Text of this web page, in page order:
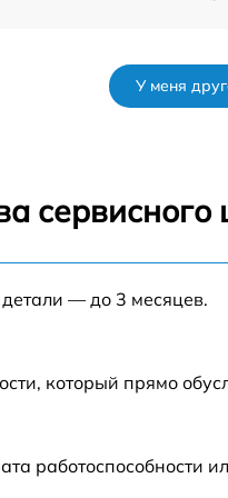
У меня
— до 3 месяцев.
который прямо
работоспособности